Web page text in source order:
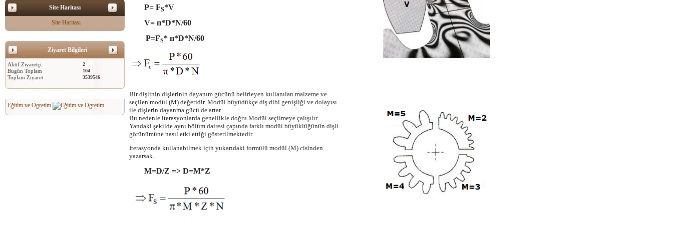
Site Haritası
Site Haritası
Ziyaret Bilgileri
Aktif Ziyaretçi 2
Bugün Toplam 104
Toplam Ziyaret 3539546
Eğitim ve Ögretim
P= FS*V
V= п*D*N/60
P=FS* п*D*N/60
Bir dişlinin dişlerinin dayanım gücünü belirleyen kullanılan malzeme ve
seçilen modül (M) değeridir. Modül büyüdükçe diş dibi genişliği ve dolayısı
ile dişlerin dayanma gücü de artar.
Bu nedenle iterasyonlarda genellikle doğru Modül seçilmeye çalışılır.
Yandaki şekilde aynı bölüm dairesi çapında farklı modül büyüklüğünün dişli
görünümüne nasıl etki ettiği gösterilmektedir.
Iterasyonda kullanabilmek için yukarıdaki formülü modül (M) cisinden
yazarsak.
M=D/Z => D=M*Z